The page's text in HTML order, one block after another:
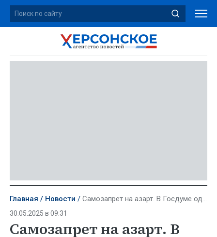
Главная Новости Самозапрет на азарт. В Госдуме одобрили инициативу для борьбы с игроманией
30.05.2025 в 09:31
Самозапрет на азарт. В